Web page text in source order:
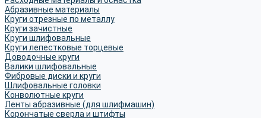
Абразивные материалы
Круги отрезные по металлу
Круги зачистные
Круги шлифовальные
Круги лепестковые торцевые
Доводочные круги
Валики шлифовальные
Фибровые диски и круги
Шлифовальные головки
Конволютные круги
Ленты абразивные (для шлифмашин)
Корончатые сверла и штифты